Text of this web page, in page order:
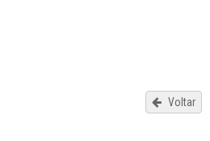
Voltar